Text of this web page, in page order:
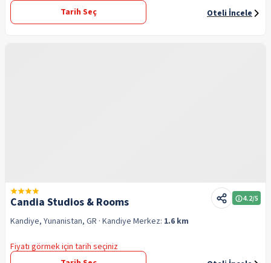
Tarih Seç
Oteli İncele
Candia Studios & Rooms 4.2/5
Kandiye, Yunanistan, GR · Kandiye Merkez: 1.6 km
Fiyatı görmek için tarih seçiniz